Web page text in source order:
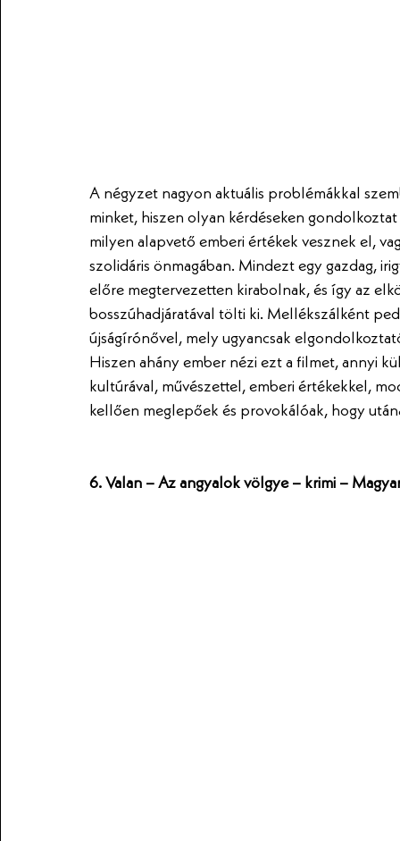
A négyzet nagyon aktuális problémákkal
minket, hiszen olyan kérdéseken
milyen alapvető emberi értékek vesznek el,
szolidáris önmagában. Mindezt egy gazdag,
előre megtervezetten kirabolnak, és így az
bosszúhadjáratával tölti ki. Mellékszálként
újságírónővel, mely ugyancsak
Hiszen ahány ember nézi ezt a filmet, annyi
kultúrával, művészettel, emberi értékekkel,
kellően meglepőek és provokálóak, hogy
6. Valan – Az angyalok völgye – krimi –